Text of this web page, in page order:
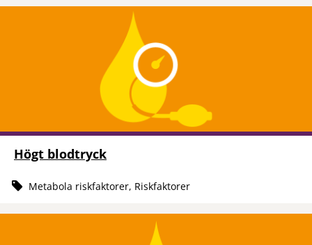
Högt blodtryck
Metabola riskfaktorer, Riskfaktorer